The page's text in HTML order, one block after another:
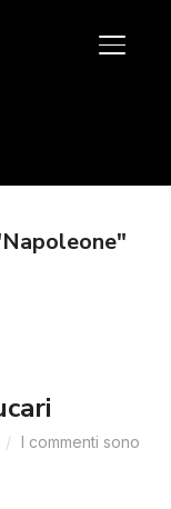
APRI/
I commenti sono